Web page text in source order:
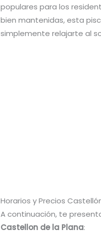
populares para los
bien mantenidas, esta
simplemente relajarte al
Horarios y Precios
A continuación, te
Castellon de la Plana: